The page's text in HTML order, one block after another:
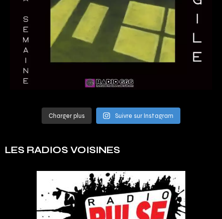
Charger plus Suivre sur Instagram
LES RADIOS VOISINES